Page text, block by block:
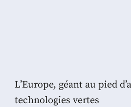
L’Europe, géant au pied
technologies vertes